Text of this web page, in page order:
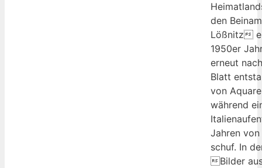
den
Lößnitz
1950er
erneut
Blatt
von
während
Jahren
schuf. In
Bilder